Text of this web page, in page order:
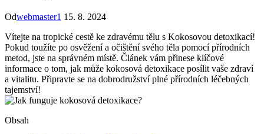
Odwebmaster1 15. 8. 2024
Vítejte na tropické cestě ke zdravému tělu s Kokosovou detoxikací!
Pokud toužíte‌ po osvěžení a očištění svého těla pomocí přírodních
metod, jste ⁢na správném‍ místě. Článek vám přinese klíčové ​
informace o tom, jak může kokosová detoxikace posílit ⁣vaše‌ zdraví
a vitalitu. ​Připravte se ​na dobrodružství plné přírodních léčebných
tajemství!
Obsah